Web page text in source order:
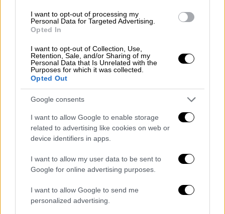
I want to opt-out of processing my
Personal Data for Targeted Advertising.
Opted In
I want to opt-out of Collection, Use,
Retention, Sale, and/or Sharing of my
Personal Data that Is Unrelated with the
Purposes for which it was collected.
Opted Out
Google consents
I want to allow Google to enable storage
related to advertising like cookies on web or
device identifiers in apps.
I want to allow my user data to be sent to
Google for online advertising purposes.
I want to allow Google to send me
personalized advertising.
πολίτες είναι απόλυτα εξοικειωμένοι με το
συγκεκριμένο ζήτημα. Το προηγούμενο
διάστημα δέχονταν ρουκέτες από τη
Τώρα από τοΙραν. Είναι μια καθημερινότητα
το συγκεκριμένο φαινόμενο να υπάρχουν
συνεχείς απειλές. Μάλιστα ακούγεται
έντονα ο ήχος από τις αναχαιτίσεις. Είναι
χαρακτηριστικός ο ήχος. Παράλληλα, την
ίδια ώρα ακούγεται και ο ήχος των
μαχητικών αεροσκαφώνγια τη μεγαλύτερη
επόπτευση του εναέριου χώρου».